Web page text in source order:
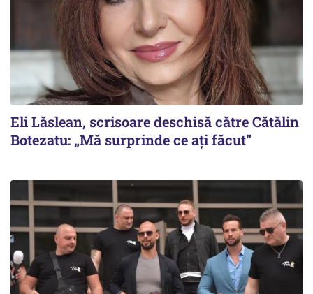
Eli Lăslean, scrisoare deschisă către Cătălin
Botezatu: „Mă surprinde ce ați făcut”